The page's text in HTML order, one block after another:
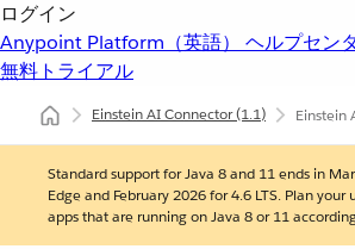
ログイン
Anypoint Platform（英語） ヘルプセン
無料トライアル
Einstein AI Connector(1.1) Einstein
Standard support for Java 8 and 11 ends in
Edge and February 2026 for 4.6 LTS. Plan
apps that are running on Java 8 or 11